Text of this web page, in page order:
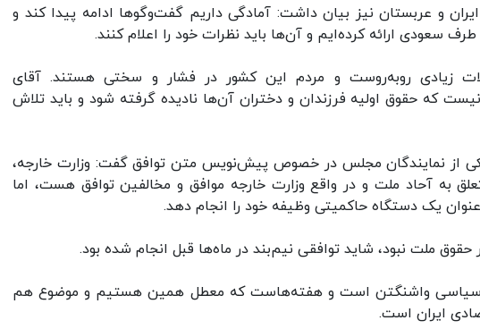
و عربستان نیز بیان داشت: آمادگی داریم گفت‌وگوها ادامه پیدا کند و
سعودی ارائه کرده‌ایم و آن‌ها باید نظرات خود را اعلام کنند.
زیادی روبه‌روست و مردم این کشور در فشار و سختی هستند. آقای
نیست که حقوق اولیه فرزندان و دختران آن‌ها نادیده گرفته شود و باید تلاش
از نمایندگان مجلس در خصوص پیش‌نویس متن توافق گفت: وزارت خارجه،
به آحاد ملت و در واقع وزارت خارجه موافق و مخالفین توافق هست، اما
یک دستگاه حاکمیتی وظیفه خود را انجام دهد.
ملت نبود، شاید توافقی نیم‌بند در ماه‌ها قبل انجام شده بود.
سیاسی واشنگتن است و هفته‌هاست که معطل همین هستیم و موضوع هم
ایران است.